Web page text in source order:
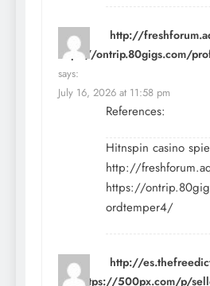
http://
https://ontrip.80gigs.com/
says:
July 16, 2026 at 11:58 pm
References:
Hitnspin casino
http://
https://
ordtemper4/
http://
url=https://500px.com/p/